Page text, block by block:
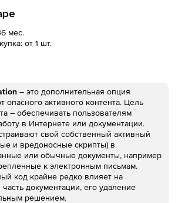
мес.
от 1 шт.
– это дополнительная опция
опасного активного контента. Цель
– обеспечивать пользователям
в Интернете или документации.
свой собственный активный
и вредоносные скрипты) в
или обычные документы, например
к электронным письмам.
код крайне редко влияет на
документации, его удаление
решением.